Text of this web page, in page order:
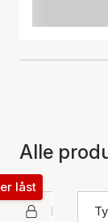
Alle
Hultquist
låst